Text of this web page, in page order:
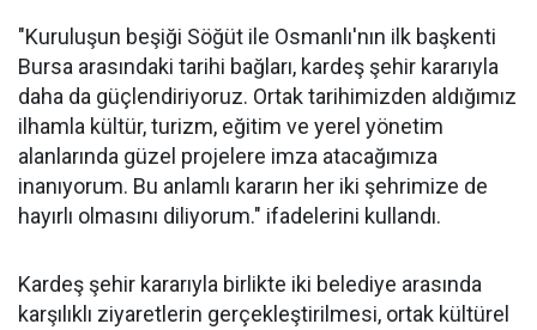
"Kuruluşun beşiği Söğüt ile Osmanlı'nın ilk başkenti
Bursa arasındaki tarihi bağları, kardeş şehir kararıyla
daha da güçlendiriyoruz. Ortak tarihimizden aldığımız
ilhamla kültür, turizm, eğitim ve yerel yönetim
alanlarında güzel projelere imza atacağımıza
inanıyorum. Bu anlamlı kararın her iki şehrimize de
hayırlı olmasını diliyorum." ifadelerini kullandı.
Kardeş şehir kararıyla birlikte iki belediye arasında
karşılıklı ziyaretlerin gerçekleştirilmesi, ortak kültürel